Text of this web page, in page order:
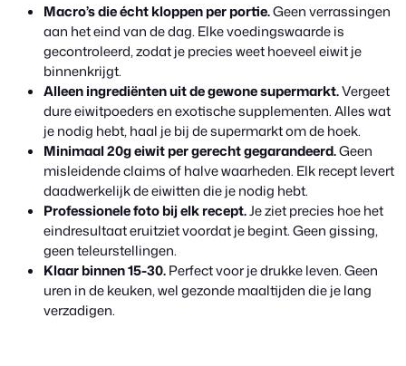
Macro’s die écht kloppen per portie.Geen verrassingen
aan het eind van de dag. Elke voedingswaarde is
gecontroleerd, zodat je precies weet hoeveel eiwit je
binnenkrijgt.
Alleen ingrediënten uit de gewone supermarkt.Vergeet
dure eiwitpoeders en exotische supplementen. Alles wat
je nodig hebt, haal je bij de supermarkt om de hoek.
Minimaal 20g eiwit per gerecht gegarandeerd.Geen
misleidende claims of halve waarheden. Elk recept levert
daadwerkelijk de eiwitten die je nodig hebt.
Professionele foto bij elk recept.Je ziet precies hoe het
eindresultaat eruitziet voordat je begint. Geen gissing,
geen teleurstellingen.
Klaar binnen 15-30.Perfect voor je drukke leven. Geen
uren in de keuken, wel gezonde maaltijden die je lang
verzadigen.